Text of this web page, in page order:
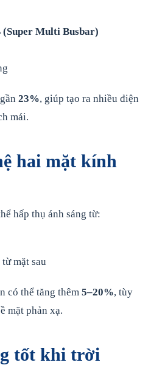
(Super Multi Busbar)
23%, giúp tạo ra nhiều điện
mái.
hai mặt kính
hấp thụ ánh sáng từ:
mặt sau
có thể tăng thêm 5–20%, tùy
mặt phản xạ.
tốt khi trời